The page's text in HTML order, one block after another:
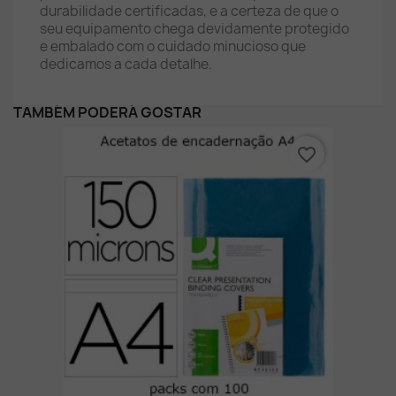
durabilidade certificadas, e a certeza de que o
seu equipamento chega devidamente protegido
e embalado com o cuidado minucioso que
dedicamos a cada detalhe.
TAMBÉM PODERÁ GOSTAR
favorite_border